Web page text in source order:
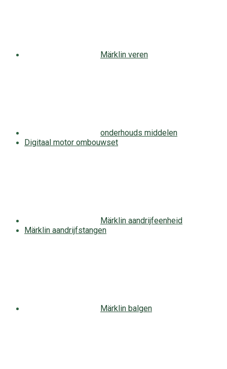
Märklin veren
onderhouds middelen
Digitaal motor ombouwset
Märklin aandrijfeenheid
Märklin aandrijfstangen
Märklin balgen